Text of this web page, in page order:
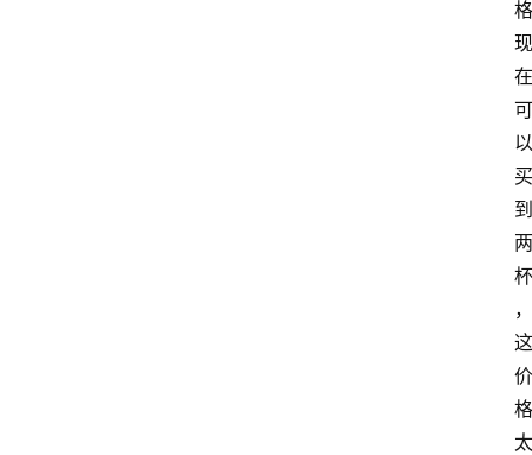
格
现
在
可
以
买
到
两
杯
，
这
价
格
太